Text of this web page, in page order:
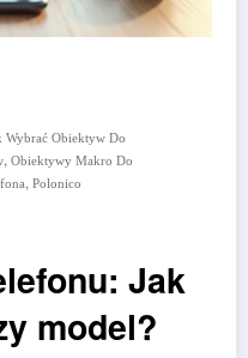
Wybrać Obiektyw Do
, Obiektywy Makro Do
, Polonico
Jak
model?